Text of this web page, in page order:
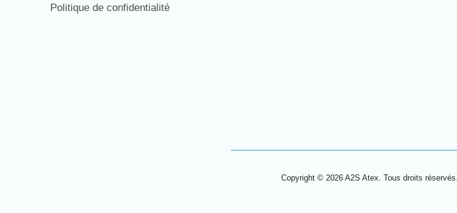
Politique de confidentialité
Copyright © 2026 A2S Atex. Tous droits